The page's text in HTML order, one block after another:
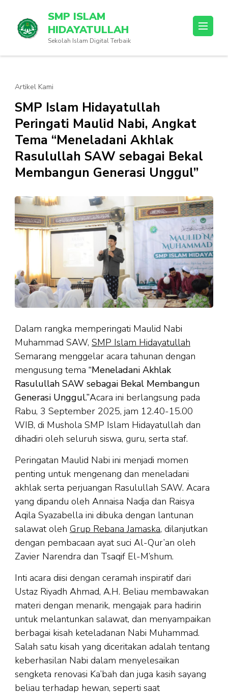
konten
SMP ISLAM
HIDAYATULLAH
Sekolah Islam Digital Terbaik
Artikel Kami
SMP Islam Hidayatullah
Peringati Maulid Nabi, Angkat
Tema “Meneladani Akhlak
Rasulullah SAW sebagai Bekal
Membangun Generasi Unggul”
Dalam rangka memperingati Maulid Nabi
Muhammad SAW, SMP Islam Hidayatullah
Semarang menggelar acara tahunan dengan
mengusung tema “Meneladani Akhlak
Rasulullah SAW sebagai Bekal Membangun
Generasi Unggul.”Acara ini berlangsung pada
Rabu, 3 September 2025, jam 12.40-15.00
WIB, di Mushola SMP Islam Hidayatullah dan
dihadiri oleh seluruh siswa, guru, serta staf.
Peringatan Maulid Nabi ini menjadi momen
penting untuk mengenang dan meneladani
akhlak serta perjuangan Rasulullah SAW. Acara
yang dipandu oleh Annaisa Nadja dan Raisya
Aqila Syazabella ini dibuka dengan lantunan
salawat oleh Grup Rebana Jamaska, dilanjutkan
dengan pembacaan ayat suci Al-Qur’an oleh
Zavier Narendra dan Tsaqif El-M’shum.
Inti acara diisi dengan ceramah inspiratif dari
Ustaz Riyadh Ahmad, A.H. Beliau membawakan
materi dengan menarik, mengajak para hadirin
untuk melantunkan salawat, dan menyampaikan
berbagai kisah keteladanan Nabi Muhammad.
Salah satu kisah yang diceritakan adalah tentang
keberhasilan Nabi dalam menyelesaikan
sengketa renovasi Ka’bah dan juga kasih sayang
beliau terhadap hewan, seperti saat